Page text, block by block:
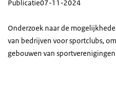
Publicatie07-11-2024
Onderzoek naar de
van bedrijven voor sportclubs,
gebouwen van